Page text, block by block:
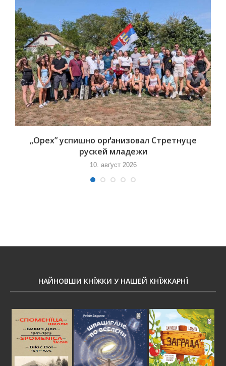
„Орех” успишно орґанизовал Стретнуце
рускей младежи
10. авґуст 2026
НАЙНОВШИ КНЇЖКИ У НАШЕЙ КНЇЖКАРНЇ